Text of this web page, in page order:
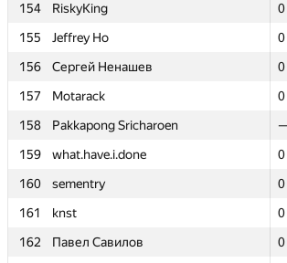
154
RiskyKing 0
155
Jeffrey Ho 0
156
Сергей Ненашев 0
157
Motarack 0
158
Pakkapong Sricharoen
159
what.have.i.done 0
160
sementry 0
161
knst 0
162
Павел Савилов 0
154
RiskyKing 0
155
Jeffrey Ho 0
156
Сергей Ненашев 0
157
Motarack 0
158
Pakkapong Sricharoen
159
what.have.i.done 0
160
sementry 0
161
knst 0
162
Павел Савилов 0